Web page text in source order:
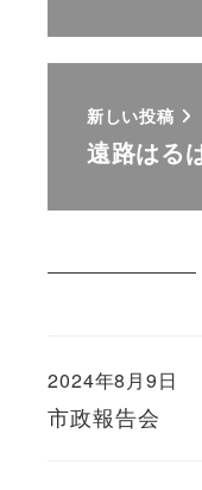
新しい投稿
遠路はる
市政報告会
2024年8月9日